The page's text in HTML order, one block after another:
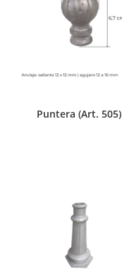
Puntera (Art. 505)